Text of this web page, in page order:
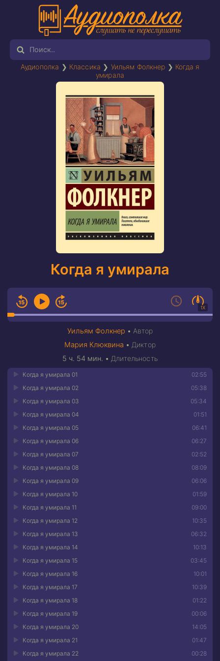
Аудиополка ❯ Классика ❯ Уильям Фолкнер ❯ Когда я
умирала
Когда я умирала
1X
Уильям Фолкнер • Автор
Мария Клюквина • Диктор
5 ч. 54 мин. • Длительность
02:55
Когда я умирала 01
05:38
Когда я умирала 02
05:34
Когда я умирала 03
01:51
Когда я умирала 04
06:41
Когда я умирала 05
06:27
Когда я умирала 06
02:52
Когда я умирала 07
08:09
Когда я умирала 08
06:06
Когда я умирала 09
01:59
Когда я умирала 10
09:00
Когда я умирала 11
10:35
Когда я умирала 12
06:32
Когда я умирала 13
10:13
Когда я умирала 14
03:45
Когда я умирала 15
10:01
Когда я умирала 16
10:39
Когда я умирала 17
01:22
Когда я умирала 18
00:06
Когда я умирала 19
14:05
Когда я умирала 20
01:47
Когда я умирала 21
00:28
Когда я умирала 22